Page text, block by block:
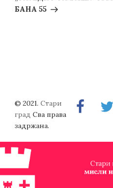
БАНА 55
Facebook
© 2021. Стари
град Сва права
задржана.